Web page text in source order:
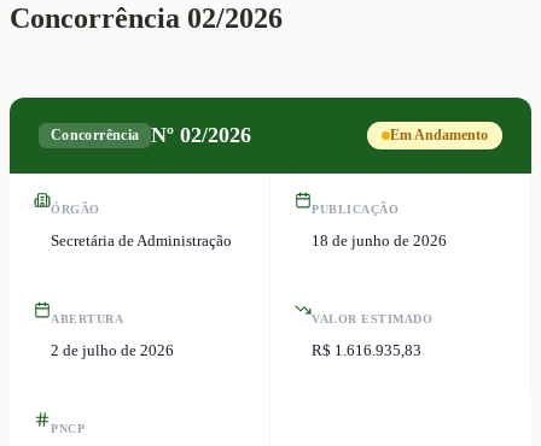
Concorrência 02/2026
Concorrência Nº02/2026 Em Andamento
ÓRGÃO
Secretária de Administração
PUBLICAÇÃO
18 de junho de 2026
ABERTURA
2 de julho de 2026
VALOR ESTIMADO
R$ 1.616.935,83
PNCP